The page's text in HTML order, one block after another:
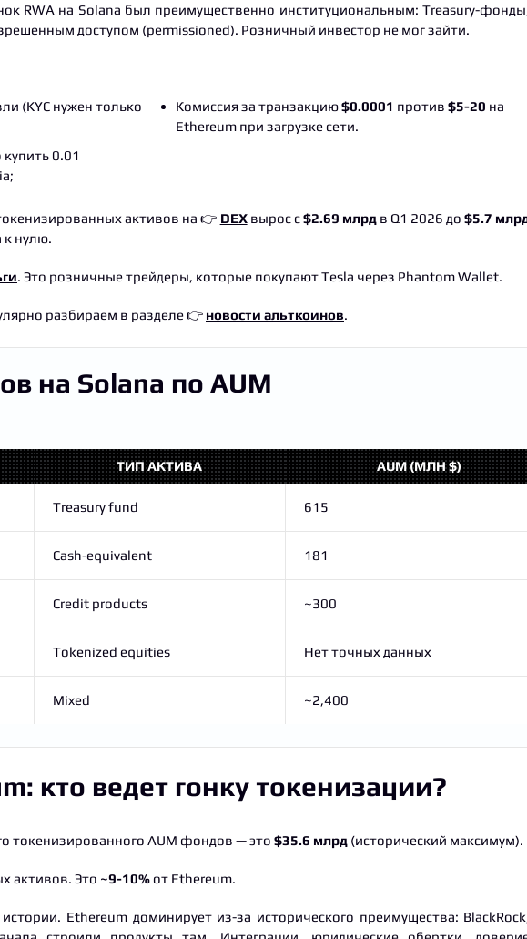
RWA на Solana был преимущественно институциональным: Treasury-
доступом (permissioned). Розничный инвестор не мог зайти.
(KYC нужен только
0.01
Комиссия за транзакцию$0.0001 против$5-20 на
Ethereum при загрузке сети.
активов на 👉 DEXвырос с$2.69 млрдв Q1 2026 до$5.7
к нулю.
. Это розничные трейдеры, которые покупают Tesla через Phantom Wallet.
разбираем в разделе 👉 новости альткоинов.
на Solana по AUM
ТИП АКТИВА AUM (МЛН $)
Treasury fund 615
Cash-equivalent 181
Credit products ~300
Tokenized equities Нет точных данных
Mixed ~2,400
кто ведет гонку токенизации?
токенизированного AUM фондов — это $35.6 млрд (исторический максимум).
активов. Это ~9-10%от Ethereum.
Ethereum доминирует из-за исторического преимущества: